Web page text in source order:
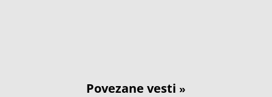
Povezane vesti »